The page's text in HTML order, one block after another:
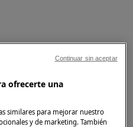
espere 30
enchufarla (se puede
usando el
ofrecerte una
similares para mejorar nuestro
y de marketing. También
Continuar sin aceptar